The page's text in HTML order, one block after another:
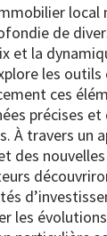
local
de
et la
les
ces
précises et
À travers un
des nouvelles
les